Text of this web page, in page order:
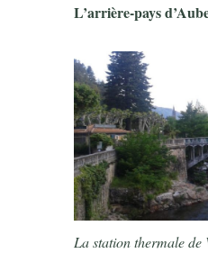
L’arrière-pays
La station thermale de